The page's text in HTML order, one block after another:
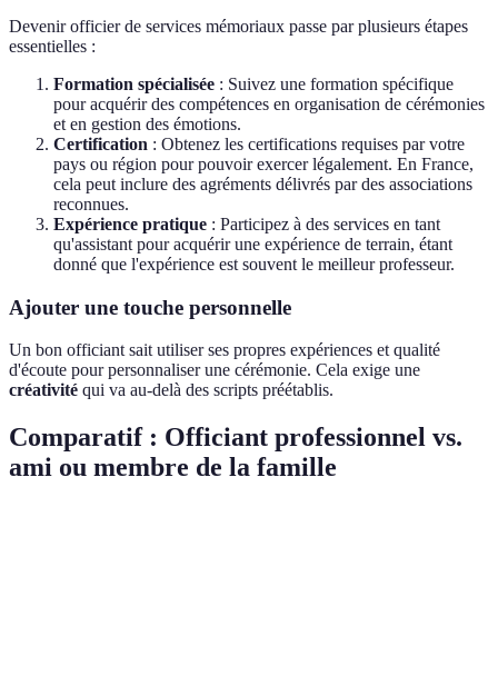
Devenir officier de services mémoriaux passe par plusieurs étapes
essentielles :
Formation spécialisée : Suivez une formation spécifique
pour acquérir des compétences en organisation de cérémonies
et en gestion des émotions.
Certification : Obtenez les certifications requises par votre
pays ou région pour pouvoir exercer légalement. En France,
cela peut inclure des agréments délivrés par des associations
reconnues.
Expérience pratique : Participez à des services en tant
qu'assistant pour acquérir une expérience de terrain, étant
donné que l'expérience est souvent le meilleur professeur.
Ajouter une touche personnelle
Un bon officiant sait utiliser ses propres expériences et qualité
d'écoute pour personnaliser une cérémonie. Cela exige une
créativité qui va au-delà des scripts préétablis.
Comparatif : Officiant professionnel vs.
ami ou membre de la famille